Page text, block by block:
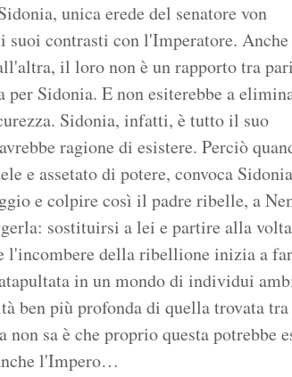
unica erede del senatore von
contrasti con l'Imperatore. Anche
il loro non è un rapporto tra
per Sidonia. E non esiterebbe a
Sidonia, infatti, è tutto il suo
ragione di esistere. Perciò
e assetato di potere, convoca
e colpire così il padre ribelle, a
sostituirsi a lei e partire alla
l'incombere della ribellione inizia a far
in un mondo di individui
ben più profonda di quella trovata
sa è che proprio questa potrebbe
l'Impero…